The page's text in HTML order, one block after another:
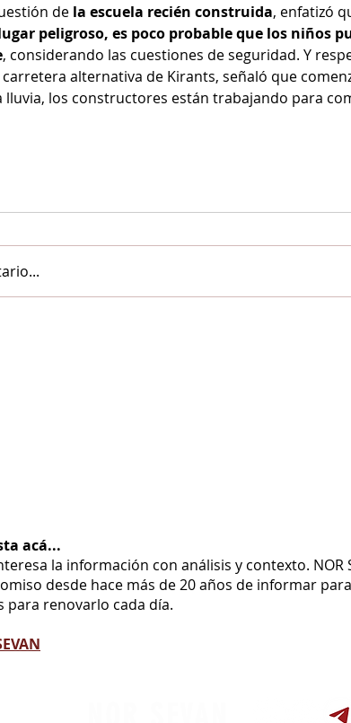
de la escuela recién construida, enfatizó
peligroso, es poco probable que los niños
, considerando las cuestiones de seguridad. Y
alternativa de Kirants, señaló que
lluvia, los constructores están trabajando para
acá...
la información con análisis y contexto. NOR
desde hace más de 20 años de informar
para renovarlo cada día.